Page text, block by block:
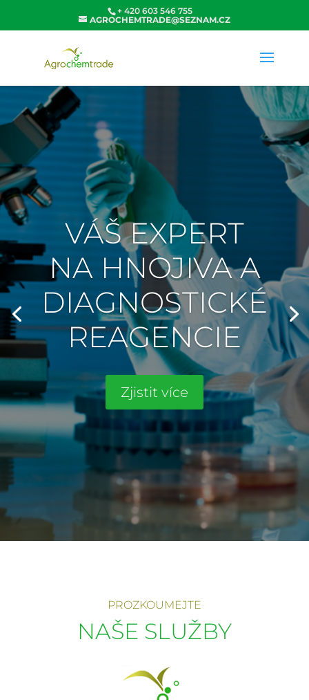
+ 420 603 546 755
AGROCHEMTRADE@SEZNAM.CZ
VÁŠ EXPERT
NA HNOJIVA A
DIAGNOSTICKÉ
REAGENCIE
Zjistit více
PROZKOUMEJTE
NAŠE SLUŽBY